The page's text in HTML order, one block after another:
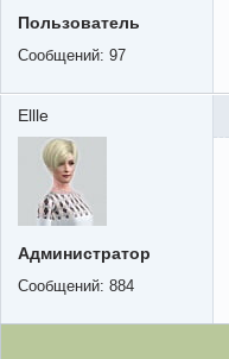
Пользователь
Сообщений: 97
Ellle
Администратор
Сообщений: 884